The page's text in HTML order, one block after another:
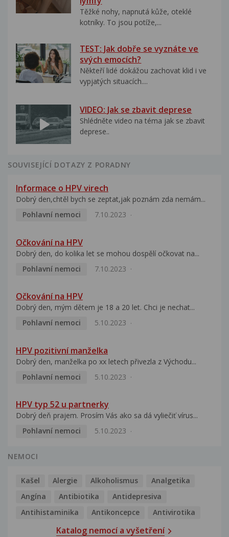
Těžké nohy, napnutá kůže, oteklé
kotníky. To jsou potíže,...
TEST: Jak dobře se vyznáte ve
svých emocích?
Někteří lidé dokážou zachovat klid i ve
vypjatých situacích....
VIDEO: Jak se zbavit deprese
Shlédněte video na téma jak se zbavit
deprese..
SOUVISEJÍCÍ DOTAZY Z PORADNY
Informace o HPV virech
Dobrý den,chtěl bych se zeptat,jak poznám zda nemám...
Pohlavní nemoci
7.10.2023
Očkování na HPV
Dobrý den, do kolika let se mohou dospělí očkovat na...
Pohlavní nemoci
7.10.2023
Očkování na HPV
Dobrý den, mým dětem je 18 a 20 let. Chci je nechat...
Pohlavní nemoci
5.10.2023
HPV pozitivní manželka
Dobrý den, manželka po xx letech přivezla z Východu...
Pohlavní nemoci
5.10.2023
HPV typ 52 u partnerky
Dobrý deň prajem. Prosím Vás ako sa dá vyliečiť vírus...
Pohlavní nemoci
5.10.2023
NEMOCI
Kašel Alergie Alkoholismus
Analgetika
Angína
Antibiotika
Antidepresiva
Antihistaminika
Antikoncepce Antivirotika
Katalog nemocí a vyšetření